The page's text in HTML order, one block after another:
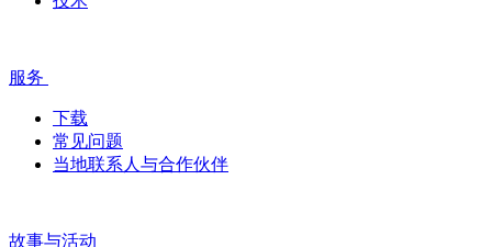
服务
下载
常见问题
当地联系人与合作伙伴
故事与活动